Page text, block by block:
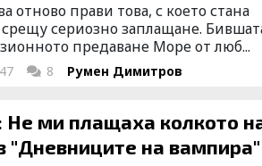
отново прави това, с което стана
срещу сериозно заплащане.
предаване Море от люб...
8 Румен Димитров
Не ми плащаха колкото
"Дневниците на вампира"